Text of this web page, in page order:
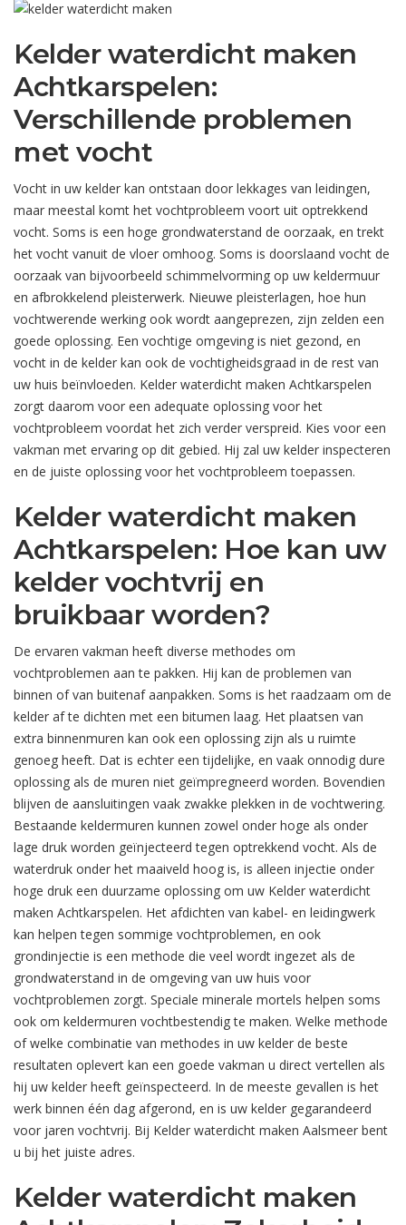
Kelder waterdicht maken
Achtkarspelen:
Verschillende problemen
met vocht
Vocht in uw kelder kan ontstaan door lekkages van leidingen,
maar meestal komt het vochtprobleem voort uit optrekkend
vocht. Soms is een hoge grondwaterstand de oorzaak, en trekt
het vocht vanuit de vloer omhoog. Soms is doorslaand vocht de
oorzaak van bijvoorbeeld schimmelvorming op uw keldermuur
en afbrokkelend pleisterwerk. Nieuwe pleisterlagen, hoe hun
vochtwerende werking ook wordt aangeprezen, zijn zelden een
goede oplossing. Een vochtige omgeving is niet gezond, en
vocht in de kelder kan ook de vochtigheidsgraad in de rest van
uw huis beïnvloeden. Kelder waterdicht maken Achtkarspelen
zorgt daarom voor een adequate oplossing voor het
vochtprobleem voordat het zich verder verspreid. Kies voor een
vakman met ervaring op dit gebied. Hij zal uw kelder inspecteren
en de juiste oplossing voor het vochtprobleem toepassen.
Kelder waterdicht maken
Achtkarspelen: Hoe kan uw
kelder vochtvrij en
bruikbaar worden?
De ervaren vakman heeft diverse methodes om
vochtproblemen aan te pakken. Hij kan de problemen van
binnen of van buitenaf aanpakken. Soms is het raadzaam om de
kelder af te dichten met een bitumen laag. Het plaatsen van
extra binnenmuren kan ook een oplossing zijn als u ruimte
genoeg heeft. Dat is echter een tijdelijke, en vaak onnodig dure
oplossing als de muren niet geïmpregneerd worden. Bovendien
blijven de aansluitingen vaak zwakke plekken in de vochtwering.
Bestaande keldermuren kunnen zowel onder hoge als onder
lage druk worden geïnjecteerd tegen optrekkend vocht. Als de
waterdruk onder het maaiveld hoog is, is alleen injectie onder
hoge druk een duurzame oplossing om uw Kelder waterdicht
maken Achtkarspelen. Het afdichten van kabel- en leidingwerk
kan helpen tegen sommige vochtproblemen, en ook
grondinjectie is een methode die veel wordt ingezet als de
grondwaterstand in de omgeving van uw huis voor
vochtproblemen zorgt. Speciale minerale mortels helpen soms
ook om keldermuren vochtbestendig te maken. Welke methode
of welke combinatie van methodes in uw kelder de beste
resultaten oplevert kan een goede vakman u direct vertellen als
hij uw kelder heeft geïnspecteerd. In de meeste gevallen is het
werk binnen één dag afgerond, en is uw kelder gegarandeerd
voor jaren vochtvrij. Bij Kelder waterdicht maken Aalsmeer bent
u bij het juiste adres.
Kelder waterdicht maken